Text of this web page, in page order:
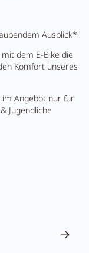
Ausblick*
dem E-Bike die
Komfort unseres
Angebot nur für
Jugendliche